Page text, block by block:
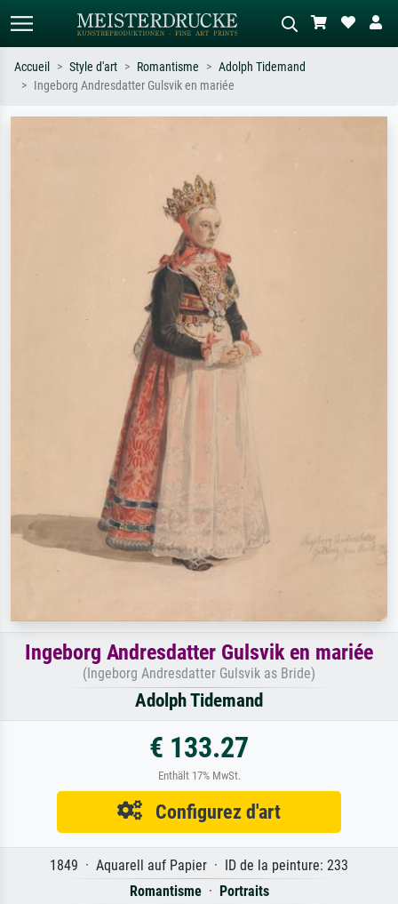
tableau sombre, nu debout près d'un
Accueil Style d'art Romantisme
Adolph Tidemand
Ingeborg Andresdatter Gulsvik en mariée
Ingeborg Andresdatter Gulsvik en mariée
(Ingeborg Andresdatter Gulsvik as Bride)
Adolph Tidemand
€ 133.27
Enthält 17% MwSt.
Configurez d'art
1849 · Aquarell auf Papier · ID de la peinture: 233
Romantisme· Portraits